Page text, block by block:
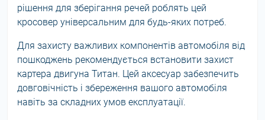
рішення для зберігання речей роблять цей
кросовер універсальним для будь-яких потреб.
Для захисту важливих компонентів автомобіля від
пошкоджень рекомендується встановити захист
картера двигуна Титан. Цей аксесуар забезпечить
довговічність і збереження вашого автомобіля
навіть за складних умов експлуатації.